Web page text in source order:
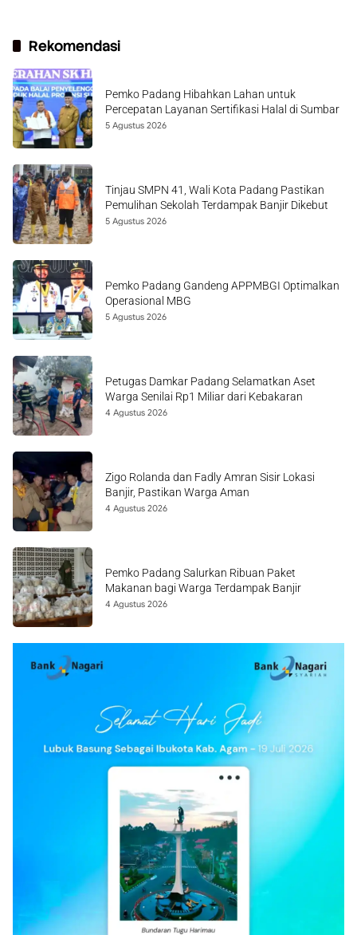
Rekomendasi
Pemko Padang Hibahkan Lahan untuk
Percepatan Layanan Sertifikasi Halal di Sumbar
5 Agustus 2026
Tinjau SMPN 41, Wali Kota Padang Pastikan
Pemulihan Sekolah Terdampak Banjir Dikebut
5 Agustus 2026
Pemko Padang Gandeng APPMBGI Optimalkan
Operasional MBG
5 Agustus 2026
Petugas Damkar Padang Selamatkan Aset
Warga Senilai Rp1 Miliar dari Kebakaran
4 Agustus 2026
Zigo Rolanda dan Fadly Amran Sisir Lokasi
Banjir, Pastikan Warga Aman
4 Agustus 2026
Pemko Padang Salurkan Ribuan Paket
Makanan bagi Warga Terdampak Banjir
4 Agustus 2026